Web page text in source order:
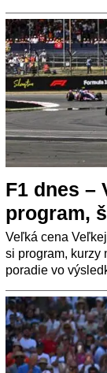
F1 dnes –
program,
Veľká cena
si program, kurzy
poradie vo